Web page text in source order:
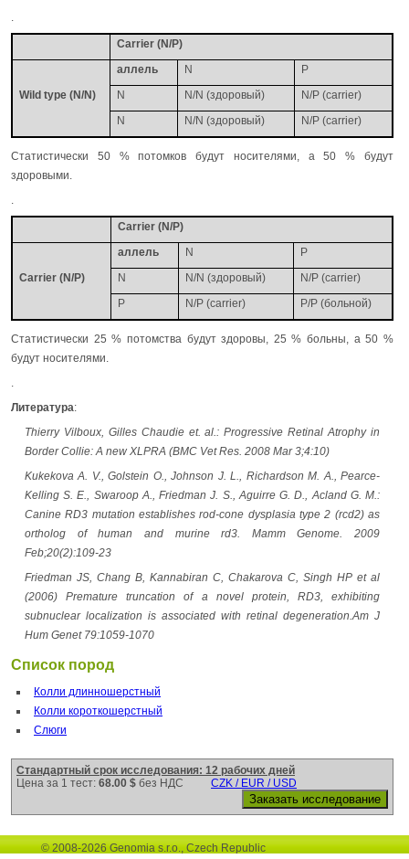
Carrier (N/P)
Wild type (N/N)
аллель N
P
N
N/N (здоровый)
N/P (carrier)
N
N/N (здоровый) N/P (carrier)
Статистически 50 % потомков будут носителями, а 50 % будут
здоровыми.
Carrier (N/P)
Carrier (N/P)
аллель N
P
N
N/N (здоровый)
N/P (carrier)
P
N/P (carrier) P/P (больной)
Статистически 25 % потомства будут здоровы, 25 % больны, а 50 %
будут носителями.
Литература:
Thierry Vilboux, Gilles Chaudie et. al.: Progressive Retinal Atrophy in
Border Collie: A new XLPRA (BMC Vet Res. 2008 Mar 3;4:10)
Kukekova A. V., Golstein O., Johnson J. L., Richardson M. A., Pearce-
Kelling S. E., Swaroop A., Friedman J. S., Aguirre G. D., Acland G. M.:
Canine RD3 mutation establishes rod-cone dysplasia type 2 (rcd2) as
ortholog of human and murine rd3. Mamm Genome. 2009
Feb;20(2):109-23
Friedman JS, Chang B, Kannabiran C, Chakarova C, Singh HP et al
(2006) Premature truncation of a novel protein, RD3, exhibiting
subnuclear localization is associated with retinal degeneration.Am J
Hum Genet 79:1059-1070
Список пород
Колли длинношерстный
Колли короткошерстный
Слюги
Стандартный срок исследования: 12 рабочих дней
Цена за 1 тест: 68.00 $ без НДС CZK / EUR / USD
© 2008-2026 Genomia s.r.o., Czech Republic